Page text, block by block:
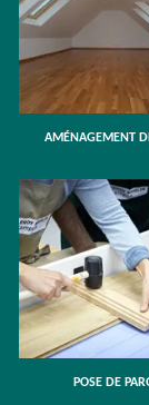
AMÉNAGEMENT
POSE DE